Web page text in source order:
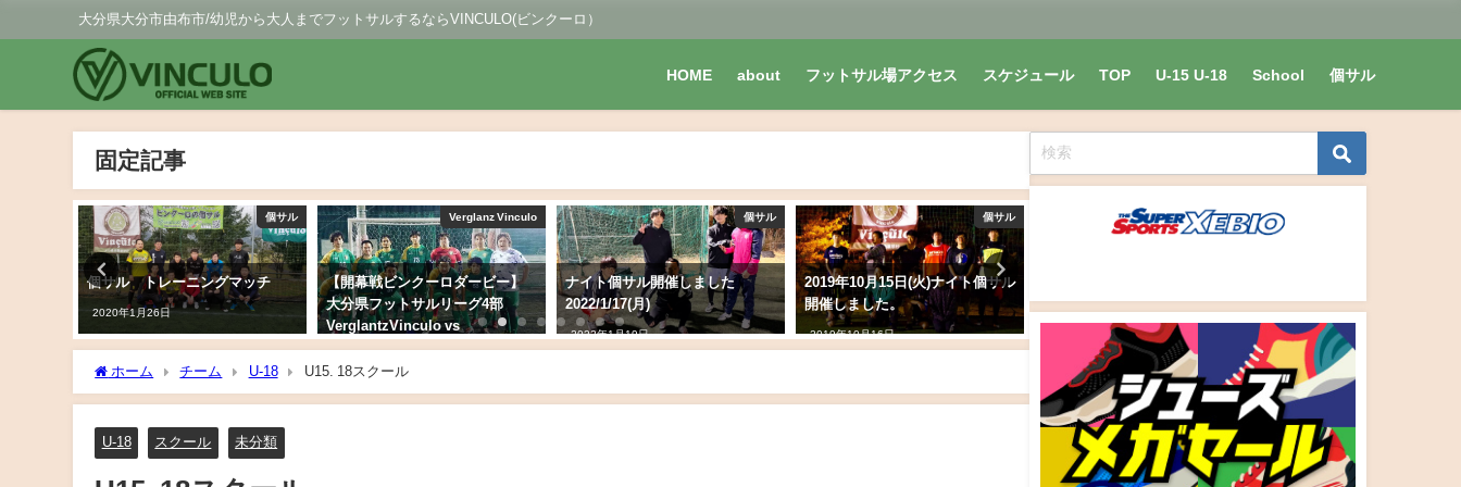
大分県大分市由布市/幼児から大人までフットサルするならVINCULO(ビンクーロ）
HOME about フットサル場アクセス スケジュール TOP U-15 U-18 School 個サル
固定記事
個サル
個サル トレーニングマッチ
2020年1月26日
Verglanz Vinculo
【開幕戦ビンクーロダービー】
大分県フットサルリーグ4部
VerglantzVinculo vs
VinculoLigacao
2020年7月19日
個サル
ナイト個サル開催しました
2022/1/17(月)
2022年1月19日
個サル
2019年10月15日(火)ナイト個サル
開催しました。
2019年10月16日
個サル
2020/6/7(日)
2020年6月8日
2020 season1 2020/9/13(日
目終了時順位&得点ランキ
2020年9月14日
ホーム チーム U-18 U15. 18スクール
U-18 スクール 未分類